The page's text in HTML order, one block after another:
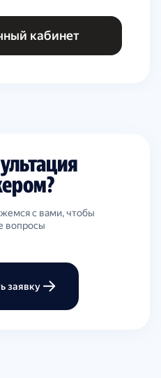
кабинет
с вами, чтобы
вопросы
заявку